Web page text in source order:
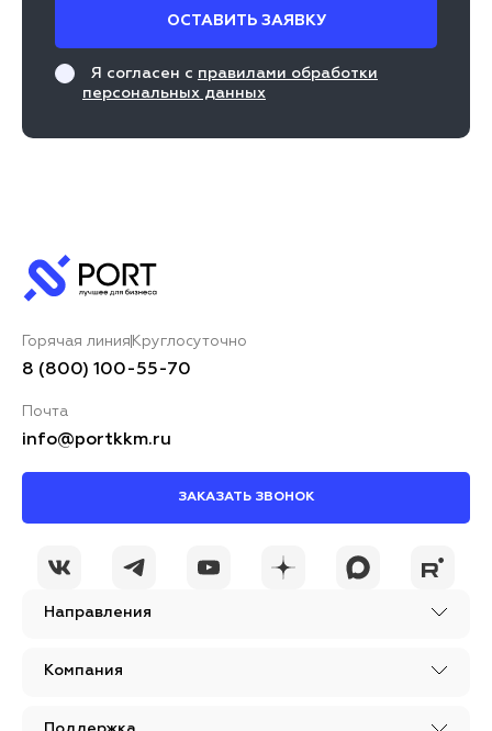
ОСТАВИТЬ ЗАЯВКУ
Я согласен с правилами обработки
персональных данных
Направления
Компания
Горячая линия Круглосуточно
8 (800) 100-55-70
Почта
info@portkkm.ru
ЗАКАЗАТЬ ЗВОНОК